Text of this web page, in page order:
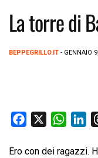
La torre di
BEPPEGRILLO.IT - GENNAIO
c
W
a
n
Ero con dei ragazzi.